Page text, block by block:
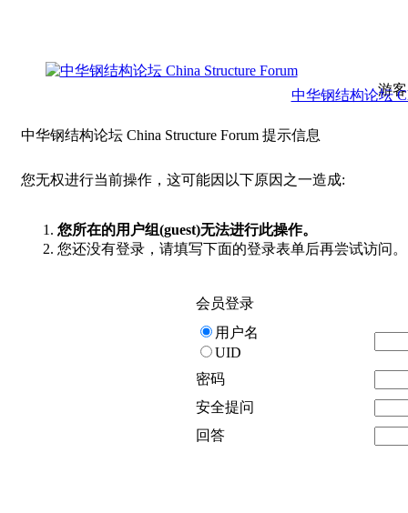
游
中华钢结构论坛
中华钢结构论坛 China Structure Forum 提示信息
您无权进行当前操作，这可能因以下原因之一造成:
您所在的用户组(guest)无法进行此操作。
您还没有登录，请填写下面的登录表单后再尝试访问。
会员登录
用户名
UID
密码
安全提问
回答